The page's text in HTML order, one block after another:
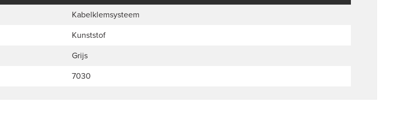
Kabelklemsysteem
Kunststof
Grijs
7030